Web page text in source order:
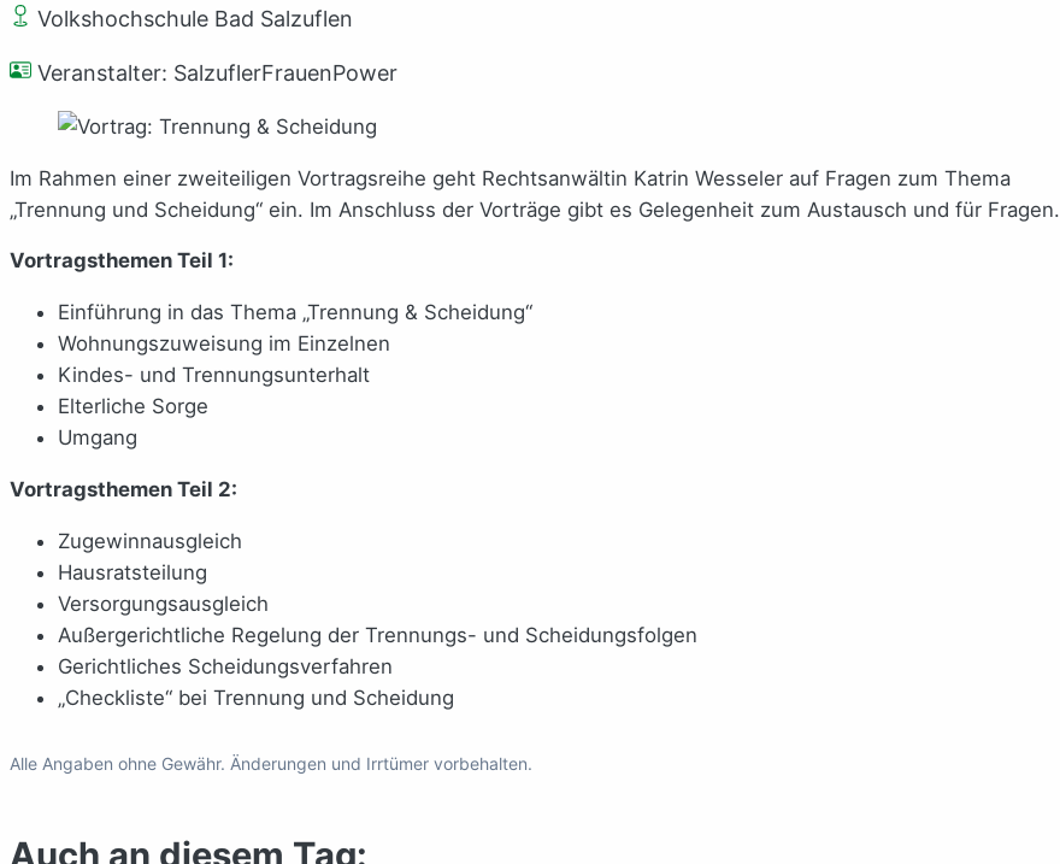
Volkshochschule Bad Salzuflen
Veranstalter: SalzuflerFrauenPower
Im Rahmen einer zweiteiligen Vortragsreihe geht Rechtsanwältin Katrin Wesseler auf Fragen zum Thema
„Trennung und Scheidung“ ein. Im Anschluss der Vorträge gibt es Gelegenheit zum Austausch und für Fragen.
Vortragsthemen Teil 1:
Einführung in das Thema „Trennung & Scheidung“
Wohnungszuweisung im Einzelnen
Kindes- und Trennungsunterhalt
Elterliche Sorge
Umgang
Vortragsthemen Teil 2:
Zugewinnausgleich
Hausratsteilung
Versorgungsausgleich
Außergerichtliche Regelung der Trennungs- und Scheidungsfolgen
Gerichtliches Scheidungsverfahren
„Checkliste“ bei Trennung und Scheidung
Alle Angaben ohne Gewähr. Änderungen und Irrtümer vorbehalten.
Auch an diesem Tag: